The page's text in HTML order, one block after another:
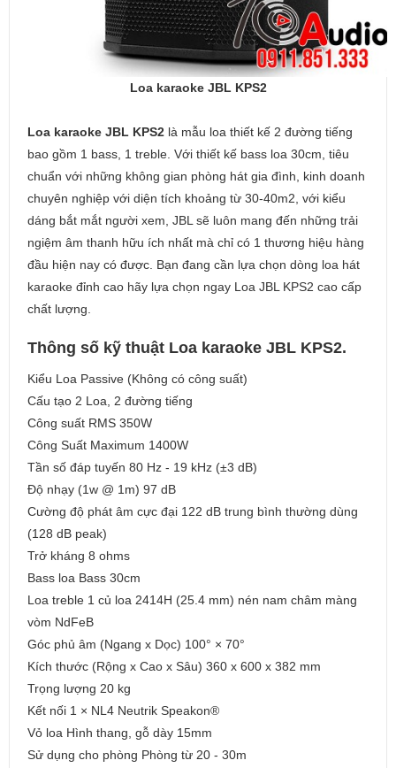
Loa karaoke JBL KPS2
Loa karaoke JBL KPS2 là mẫu loa thiết kế 2 đường tiếng
bao gồm 1 bass, 1 treble. Với thiết kế bass loa 30cm, tiêu
chuẩn với những không gian phòng hát gia đình, kinh doanh
chuyên nghiệp với diện tích khoảng từ 30-40m2, với kiểu
dáng bắt mắt người xem, JBL sẽ luôn mang đến những trải
ngiệm âm thanh hữu ích nhất mà chỉ có 1 thương hiệu hàng
đầu hiện nay có được. Bạn đang cần lựa chọn dòng loa hát
karaoke đỉnh cao hãy lựa chọn ngay Loa JBL KPS2 cao cấp
chất lượng.
Thông số kỹ thuật Loa karaoke JBL KPS2.
Kiểu Loa Passive (Không có công suất)
Cấu tạo 2 Loa, 2 đường tiếng
Công suất RMS 350W
Công Suất Maximum 1400W
Tần số đáp tuyến 80 Hz - 19 kHz (±3 dB)
Độ nhạy (1w @ 1m) 97 dB
Cường độ phát âm cực đại 122 dB trung bình thường dùng
(128 dB peak)
Trở kháng 8 ohms
Bass loa Bass 30cm
Loa treble 1 củ loa 2414H (25.4 mm) nén nam châm màng
vòm NdFeB
Góc phủ âm (Ngang x Dọc) 100° × 70°
Kích thước (Rộng x Cao x Sâu) 360 x 600 x 382 mm
Trọng lượng 20 kg
Kết nối 1 × NL4 Neutrik Speakon®
Vỏ loa Hình thang, gỗ dày 15mm
Sử dụng cho phòng Phòng từ 20 - 30m